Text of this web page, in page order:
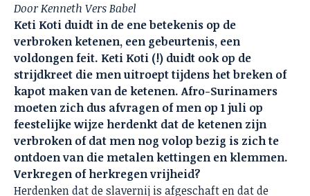
Door Kenneth Vers Babel
Keti Koti duidt in de ene betekenis op de
verbroken ketenen, een gebeurtenis, een
voldongen feit. Keti Koti (!) duidt ook op de
strijdkreet die men uitroept tijdens het breken of
kapot maken van de ketenen. Afro-Surinamers
moeten zich dus afvragen of men op 1 juli op
feestelijke wijze herdenkt dat de ketenen zijn
verbroken of dat men nog volop bezig is zich te
ontdoen van die metalen kettingen en klemmen.
Verkregen of herkregen vrijheid?
Herdenken dat de slavernij is afgeschaft en dat de